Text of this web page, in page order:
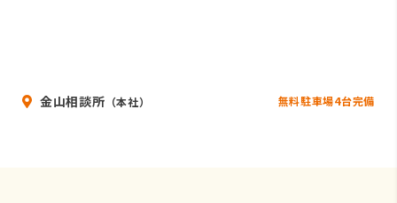
金山相談所 （本社） 無料駐車場4台完備